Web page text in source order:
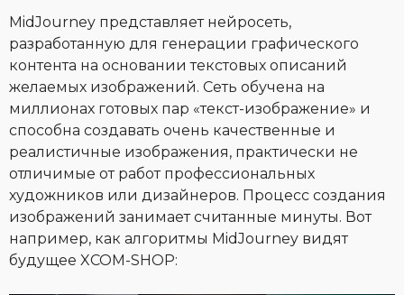
MidJourney представляет нейросеть,
разработанную для генерации графического
контента на основании текстовых описаний
желаемых изображений. Сеть обучена на
миллионах готовых пар «текст-изображение» и
способна создавать очень качественные и
реалистичные изображения, практически не
отличимые от работ профессиональных
художников или дизайнеров. Процесс создания
изображений занимает считанные минуты. Вот
например, как алгоритмы MidJourney видят
будущее XCOM-SHOP: